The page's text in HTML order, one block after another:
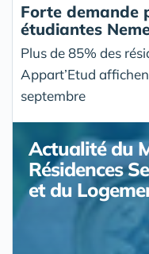
Forte demande
étudiantes
Plus de 85% des
Appart’Etud
septembre
Actualité du
Résidences
et du